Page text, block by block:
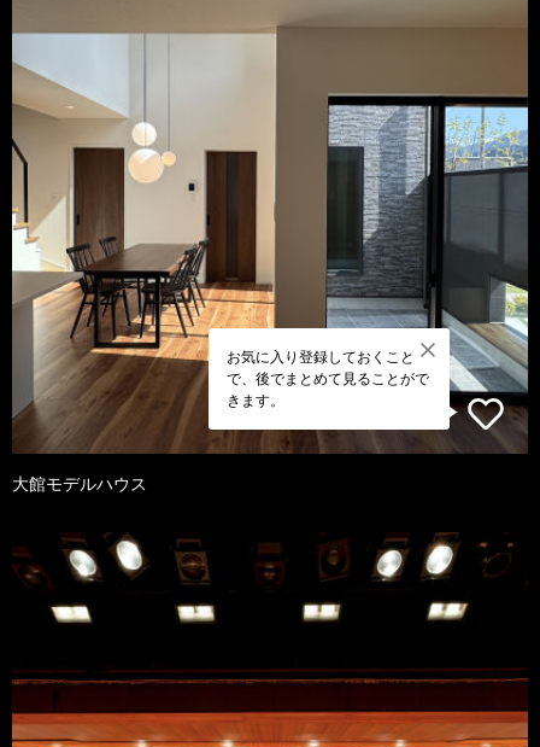
お気に入り登録しておくこと
で、後でまとめて見ることがで
きます。
大館モデルハウス